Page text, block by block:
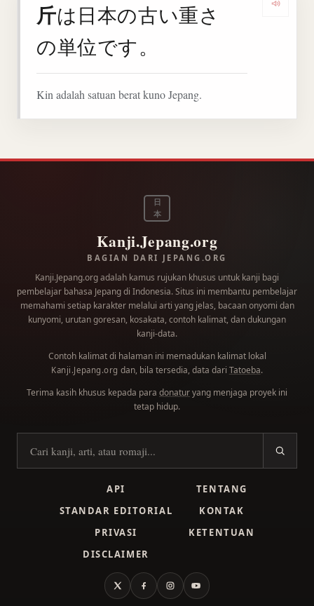
斤は日本の古い重さ
の単位です。
Kin adalah satuan berat kuno Jepang.
日
本
Kanji.Jepang.org
BAGIAN DARI JEPANG.ORG
Kanji.Jepang.org adalah kamus rujukan khusus untuk kanji bagi
pembelajar bahasa Jepang di Indonesia. Situs ini membantu pembelajar
memahami setiap karakter melalui arti yang jelas, bacaan onyomi dan
kunyomi, urutan goresan, kosakata, contoh kalimat, dan dukungan
kanji-data.
Contoh kalimat di halaman ini memadukan kalimat lokal
Kanji.Jepang.org dan, bila tersedia, data dari Tatoeba.
Terima kasih khusus kepada para donaturyang menjaga proyek ini
tetap hidup.
Cari kanji
API
TENTANG
STANDAR EDITORIAL
KONTAK
PRIVASI
KETENTUAN
DISCLAIMER
X FacebookInstagramYouTube